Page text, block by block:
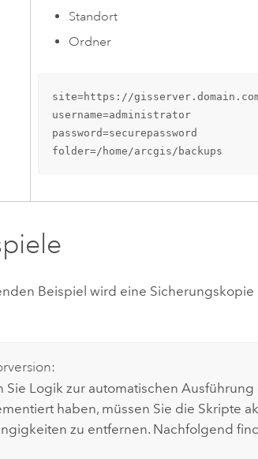
Standort
Ordner
site=https://
username=administrator
password=securepassword
folder=/home/arcgis/backups
Beispiel wird eine
Sie Logik zur automatischen
haben, müssen Sie die Skripte
zu entfernen. Nachfolgend